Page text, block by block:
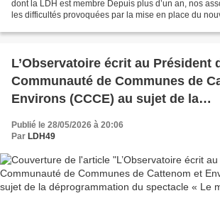
dont la LDH est membre Depuis plus d’un an, nos
les difficultés provoquées par la mise en place du
L’Observatoire écrit au Président
Communauté de Communes de
Environs (CCCE) au sujet de la
Clitôris »
Publié le 28/05/2026 à 20:06
Par LDH49